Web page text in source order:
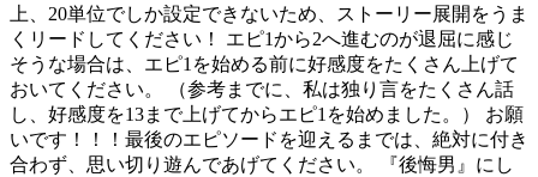
上、20単位でしか設定できないため、ストーリー展開をうま
くリードしてください！ エピ1から2へ進むのが退屈に感じ
そうな場合は、エピ1を始める前に好感度をたくさん上げて
おいてください。 （参考までに、私は独り言をたくさん話
し、好感度を13まで上げてからエピ1を始めました。） お願
いです！！！最後のエピソードを迎えるまでは、絶対に付き
合わず、思い切り遊んであげてください。 『後悔男』にし